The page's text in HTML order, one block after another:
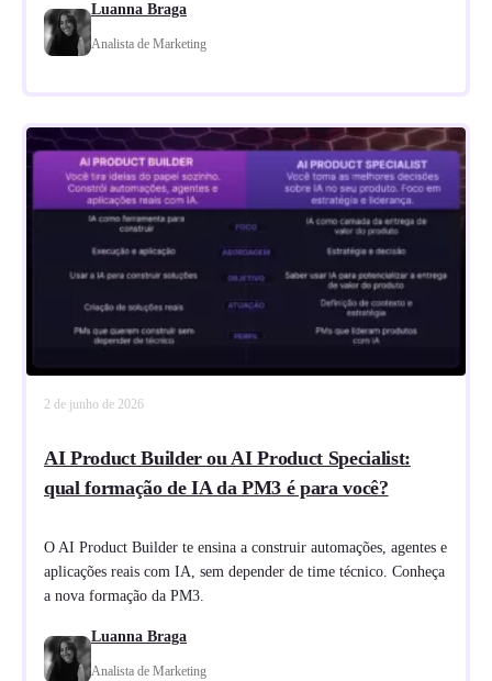
Luanna Braga
Analista de Marketing
2 de junho de 2026
AI Product Builder ou AI Product Specialist:
qual formação de IA da PM3 é para você?
O AI Product Builder te ensina a construir automações, agentes e
aplicações reais com IA, sem depender de time técnico. Conheça
a nova formação da PM3.
Luanna Braga
Analista de Marketing